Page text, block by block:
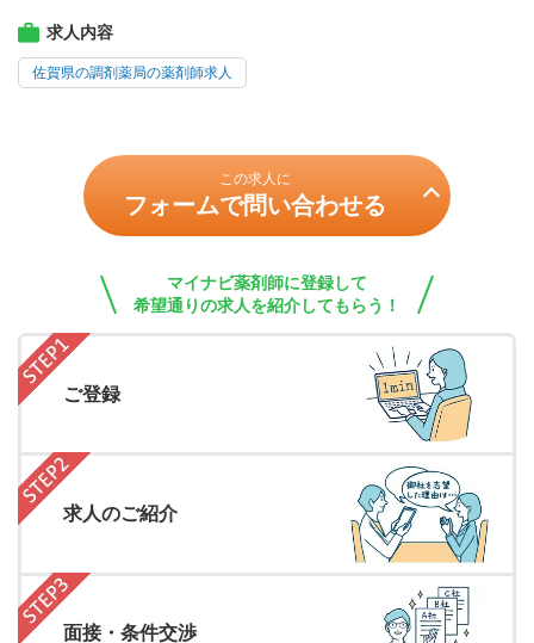
求人内容
佐賀県の調剤薬局の薬剤師求人
この求人に
フォームで問い合わせる
マイナビ薬剤師に登録して
希望通りの求人を紹介してもらう！
ご登録
求人のご紹介
面接・条件交渉